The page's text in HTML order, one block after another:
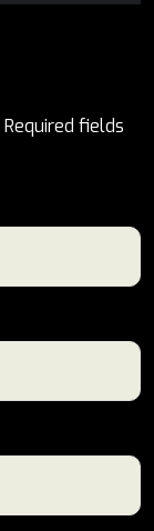
Required fields